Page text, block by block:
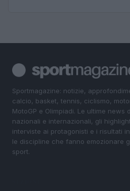
Sportmagazine: notizie,
calcio, basket, tennis, ciclismo,
MotoGP e Olimpiadi. Le ultime news
nazionali e internazionali, gli
interviste ai protagonisti e i risultati
le discipline che fanno emozionare
sport.